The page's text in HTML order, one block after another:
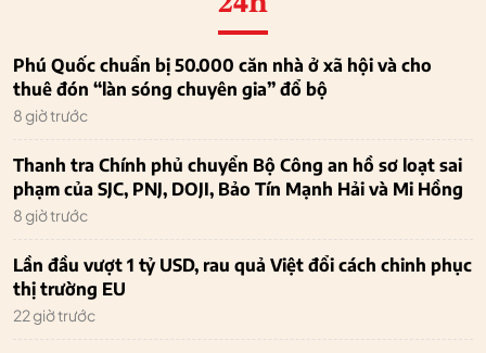
Phú Quốc chuẩn bị 50.000 căn nhà ở xã hội và cho
thuê đón “làn sóng chuyên gia” đổ bộ
8 giờ trước
Thanh tra Chính phủ chuyển Bộ Công an hồ sơ loạt sai
phạm của SJC, PNJ, DOJI, Bảo Tín Mạnh Hải và Mi Hồng
8 giờ trước
Lần đầu vượt 1 tỷ USD, rau quả Việt đổi cách chinh phục
thị trường EU
22 giờ trước